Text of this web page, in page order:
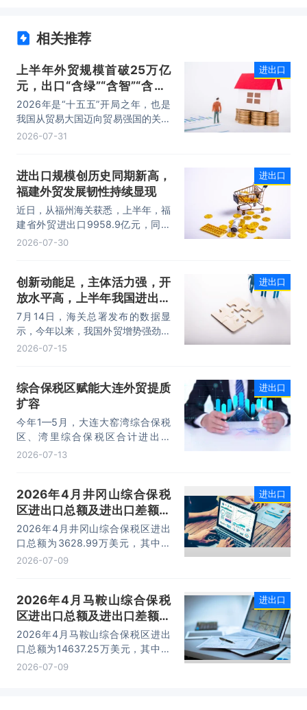
相关推荐
上半年外贸规模首破25万亿
元，出口“含绿”“含智”“含新”
量稳步攀升
2026年是“十五五”开局之年，也是
我国从贸易大国迈向贸易强国的关键
时期。上半年，我国进出口规模历史
品为代表的高附加值产品出口占比显
著提升，成为外贸提质增效的核心引
擎，为加快建设贸易强国注入了强劲
动力。
2026-07-31
进出口
进出口规模创历史同期新高，
福建外贸发展韧性持续显现
近日，从福州海关获悉，上半年，福
建省外贸进出口9958.9亿元，同比
增长8.2%。其中，出口5740.1亿
进口规模均创历史同期新高，外贸运
行呈现“稳中有进，进中提质”的良好
态势。
2026-07-30
进出口
创新动能足，主体活力强，开
放水平高，上半年我国进出口
规模首次突破25万亿元
7月14日，海关总署发布的数据显
示，今年以来，我国外贸增势强劲、
走势稳健。据海关统计，今年上半
14.73万亿元，增长13.4%，进口
10.74万亿元，增长22.1%。
2026-07-15
进出口
综合保税区赋能大连外贸提质
扩容
今年1—5月，大连大窑湾综合保税
区、湾里综合保税区合计进出口
332.22亿元，同比增长21%，占大
台。
2026-07-13
进出口
2026年4月井冈山综合保税
区进出口总额及进出口差额统
计分析
2026年4月井冈山综合保税区进出
口总额为3628.99万美元，其中：
出口额为1562.95万美元，进口额为
2026-07-09
进出口
2026年4月马鞍山综合保税
区进出口总额及进出口差额统
计分析
2026年4月马鞍山综合保税区进出
口总额为14637.25万美元，其中：
出口额为14365.71万美元，进口额
2026-07-09
进出口